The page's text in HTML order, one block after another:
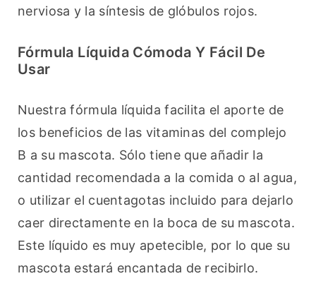
nerviosa y la síntesis de glóbulos rojos.
Fórmula Líquida Cómoda Y Fácil De
Usar
Nuestra fórmula líquida facilita el aporte de
los beneficios de las vitaminas del complejo
B a su mascota. Sólo tiene que añadir la
cantidad recomendada a la comida o al agua,
o utilizar el cuentagotas incluido para dejarlo
caer directamente en la boca de su mascota.
Este líquido es muy apetecible, por lo que su
mascota estará encantada de recibirlo.